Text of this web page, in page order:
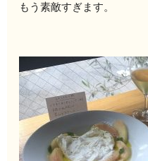
もう素敵すぎます。